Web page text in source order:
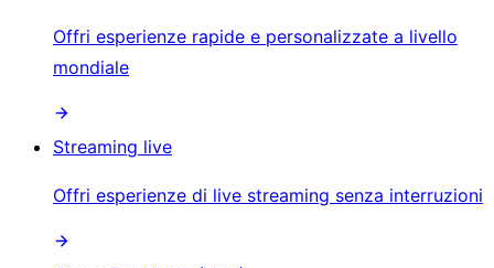
Offri esperienze rapide e personalizzate a livello
mondiale
Streaming live
Offri esperienze di live streaming senza interruzioni